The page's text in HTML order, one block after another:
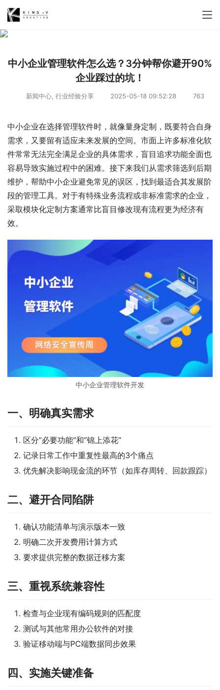
中小企业管理软件怎么选？3分钟帮你避开90%
企业踩过的坑！
新闻中心, 行业经验分享 2025-05-18 09:52:28 763
中小企业在选择管理软件时，就像量身定制，既要符合自身
需求，又要留有适应未来发展的空间。市面上许多标准化软
件常常无法完全满足企业的具体需求，盲目追求功能全面也
容易导致实施过程中的困难。接下来我们从需求筛选到后期
维护，帮助中小企业避免常见的误区，找到最适合其发展阶
段的管理工具。对于有特殊业务流程或非标准需求的企业，
采取模块化定制方案通常比盲目修改现有流程更为经济有
效。
中小企业管理软件开发
一、明确真实需求
区分”必要功能”和”锦上添花”
记录日常工作中重复性最高的3个痛点
优先解决影响现金流的环节（如库存周转、回款跟踪）
二、避开合同陷阱
确认功能清单与演示版本一致
明确二次开发费用计算方式
要求提供完整的数据迁移方案
三、重视系统兼容性
检查与企业现有编码规则的匹配度
测试与其他常用办公软件的对接
验证移动端与PC端数据同步效果
四、实施关键准备